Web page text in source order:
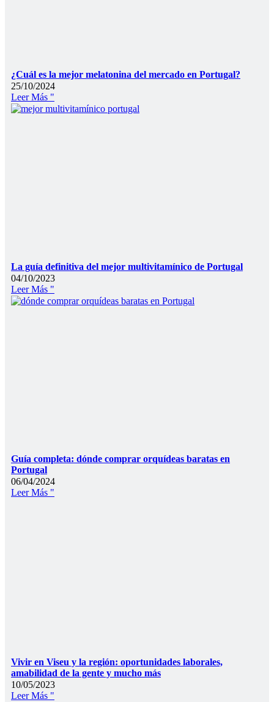
¿Cuál es la mejor melatonina del mercado en Portugal?
25/10/2024
Leer Más "
La guía definitiva del mejor multivitamínico de Portugal
04/10/2023
Leer Más "
Guía completa: dónde comprar orquídeas baratas en
Portugal
06/04/2024
Leer Más "
Vivir en Viseu y la región: oportunidades laborales,
amabilidad de la gente y mucho más
10/05/2023
Leer Más "